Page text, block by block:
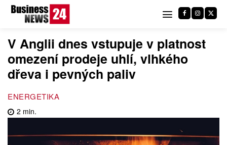
V Anglii dnes vstupuje v platnost
omezení prodeje uhlí, vlhkého
dřeva i pevných paliv
ENERGETIKA
2 min.